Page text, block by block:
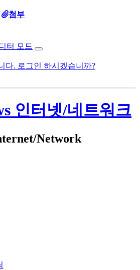
첨부
터 모드
다. 로그인 하시겠습니까?
인터넷/네트워크
Network